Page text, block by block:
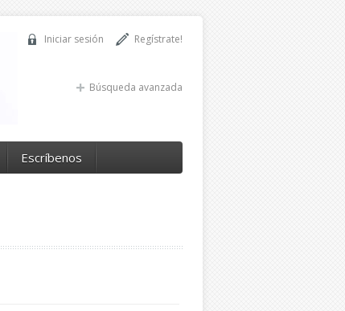
Regístrate!
Iniciar sesión
Búsqueda avanzada
Escríbenos